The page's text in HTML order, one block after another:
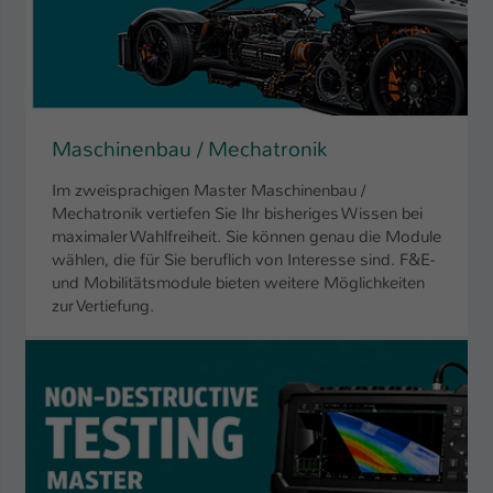
Maschinenbau / Mechatronik
Im zweisprachigen Master Maschinenbau /
Mechatronik vertiefen Sie Ihr bisheriges Wissen bei
maximaler Wahlfreiheit. Sie können genau die Module
wählen, die für Sie beruflich von Interesse sind. F&E-
und Mobilitätsmodule bieten weitere Möglichkeiten
zur Vertiefung.
Einstellungen. Unter anderem eine zufällig
generierte ID, für die historische
Speicherung Ihrer vorgenommen
Einstellungen, falls der Webseiten-
Betreiber dies eingestellt hat.
Anbieter TYPO3
Laufzeit 1 Woche
Zweck
Dieses Cookie ist ein Standard-Session-
Cookie von TYPO3. Es speichert im Fall
kann der eingeloggte Benutzer
wiedererkannt werden und es wird ihm
Zugang zu geschützten Bereichen
gewährt.